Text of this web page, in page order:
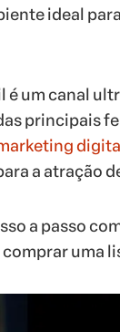
ideal
é um canal
principais
a atração
a passo
comprar uma